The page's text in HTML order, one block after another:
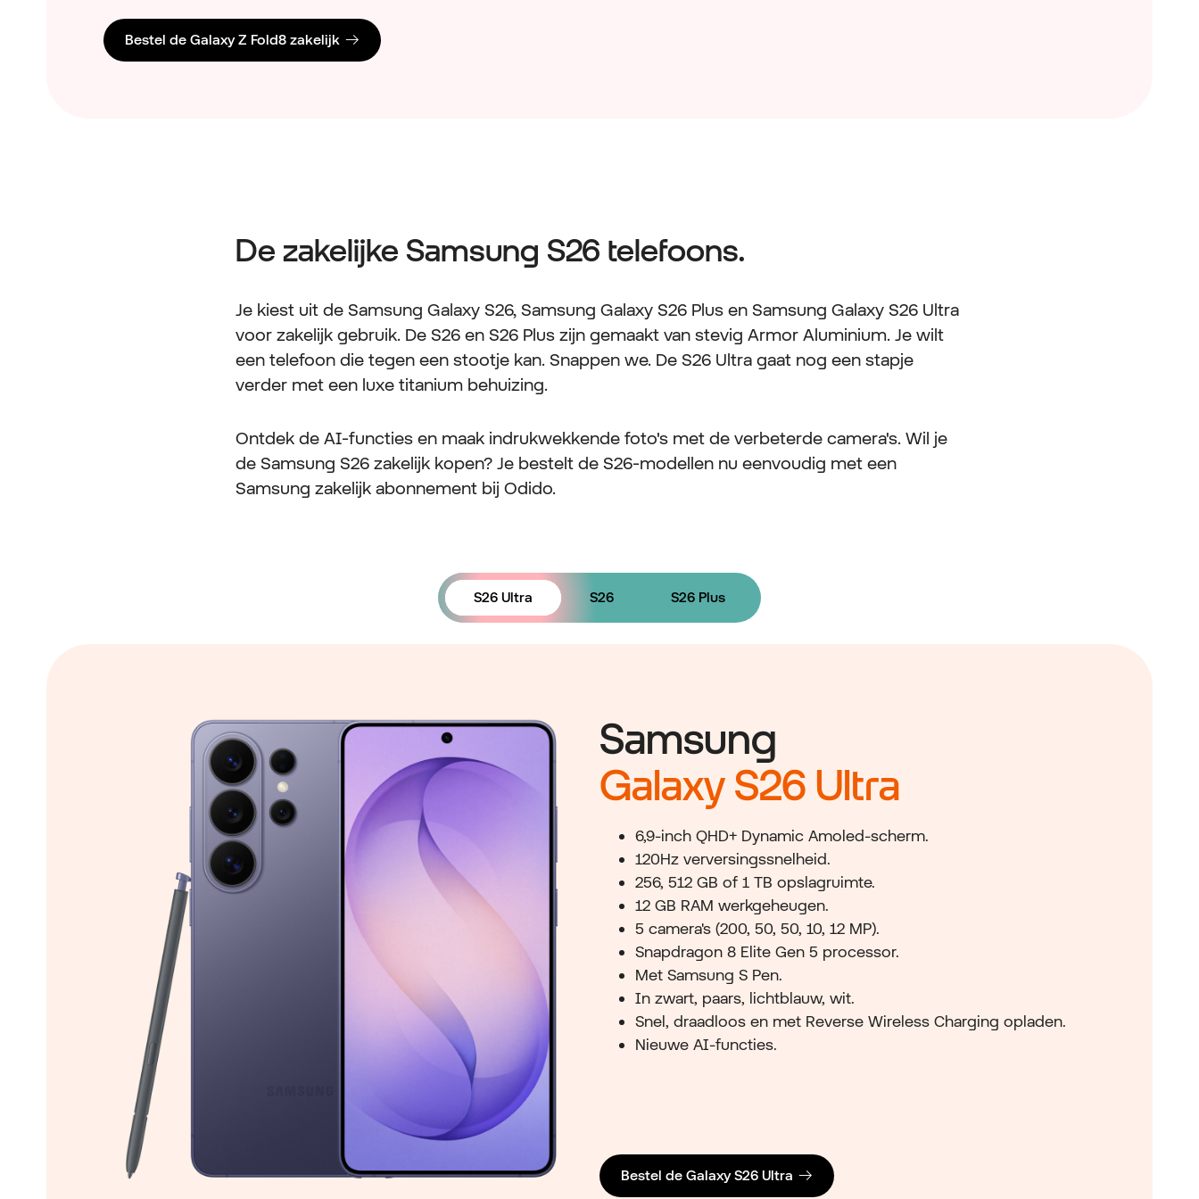
Bestel de Galaxy Z Fold8 zakelijk
De zakelijke Samsung S26 telefoons.
Je kiest uit de Samsung Galaxy S26, Samsung Galaxy S26 Plus en Samsung Galaxy S26 Ultra
voor zakelijk gebruik. De S26 en S26 Plus zijn gemaakt van stevig Armor Aluminium. Je wilt
een telefoon die tegen een stootje kan. Snappen we. De S26 Ultra gaat nog een stapje
verder met een luxe titanium behuizing.
Ontdek de AI-functies en maak indrukwekkende foto's met de verbeterde camera's. Wil je
de Samsung S26 zakelijk kopen? Je bestelt de S26-modellen nu eenvoudig met een
Samsung zakelijk abonnement bij Odido.
S26 Ultra S26 S26 Plus
Samsung
Galaxy S26 Ultra
6,9-inch QHD+ Dynamic Amoled-scherm.
120Hz verversingssnelheid.
256, 512 GB of 1 TB opslagruimte.
12 GB RAM werkgeheugen.
5 camera's (200, 50, 50, 10, 12 MP).
Snapdragon 8 Elite Gen 5 processor.
Met Samsung S Pen.
In zwart, paars, lichtblauw, wit.
Snel, draadloos en met Reverse Wireless Charging opladen.
Nieuwe AI-functies.
Bestel de Galaxy S26 Ultra